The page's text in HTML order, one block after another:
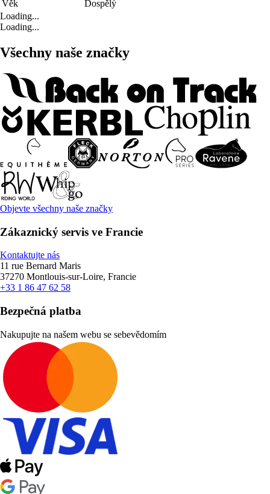
Věk
Dospělý
Loading...
Loading...
Všechny naše značky
Objevte všechny naše značky
Zákaznický servis ve Francie
Kontaktujte nás
11 rue Bernard Maris
37270 Montlouis-sur-Loire, Francie
+33 1 86 47 62 58
Bezpečná platba
Nakupujte na našem webu se sebevědomím